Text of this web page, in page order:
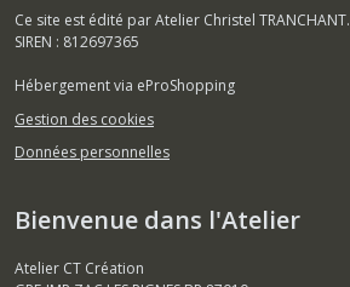
Ce site est édité par Atelier Christel TRANCHANT.
SIREN : 812697365
Hébergement via eProShopping
Gestion des cookies
Données personnelles
Bienvenue dans l'Atelier
Atelier CT Création